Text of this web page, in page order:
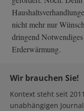
nicht mehr nur
dringend
Erderwärmung.
Wir brauchen Sie!
Kontext steht seit
unabhängigen